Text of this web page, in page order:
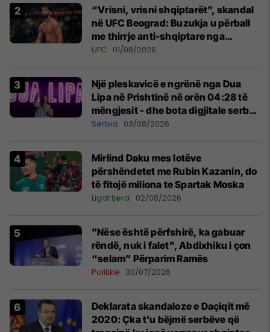
“Vrisni, vrisni shqiptarët”, skandal
në UFC Beograd: Buzukja u përball
me thirrje anti-shqiptare nga
tribunat
UFC 01/08/2026
Një pleskavicë e ngrënë nga Dua
Lipa në Prishtinë në orën 04:28 të
mëngjesit - dhe bota digjitale serbe
shpall gjendjen e luftës
Serbia 03/08/2026
Mirlind Daku mes lotëve
përshëndetet me Rubin Kazanin, do
të fitojë miliona te Spartak Moska
Ligat tjera 02/08/2026
"Nëse është përfshirë, ka gabuar
rëndë, nuk i falet", Abdixhiku i çon
“selam” Përparim Ramës
Politikë 30/07/2026
​Deklarata skandaloze e Daçiqit më
2020: Çka t'u bëjmë serbëve që